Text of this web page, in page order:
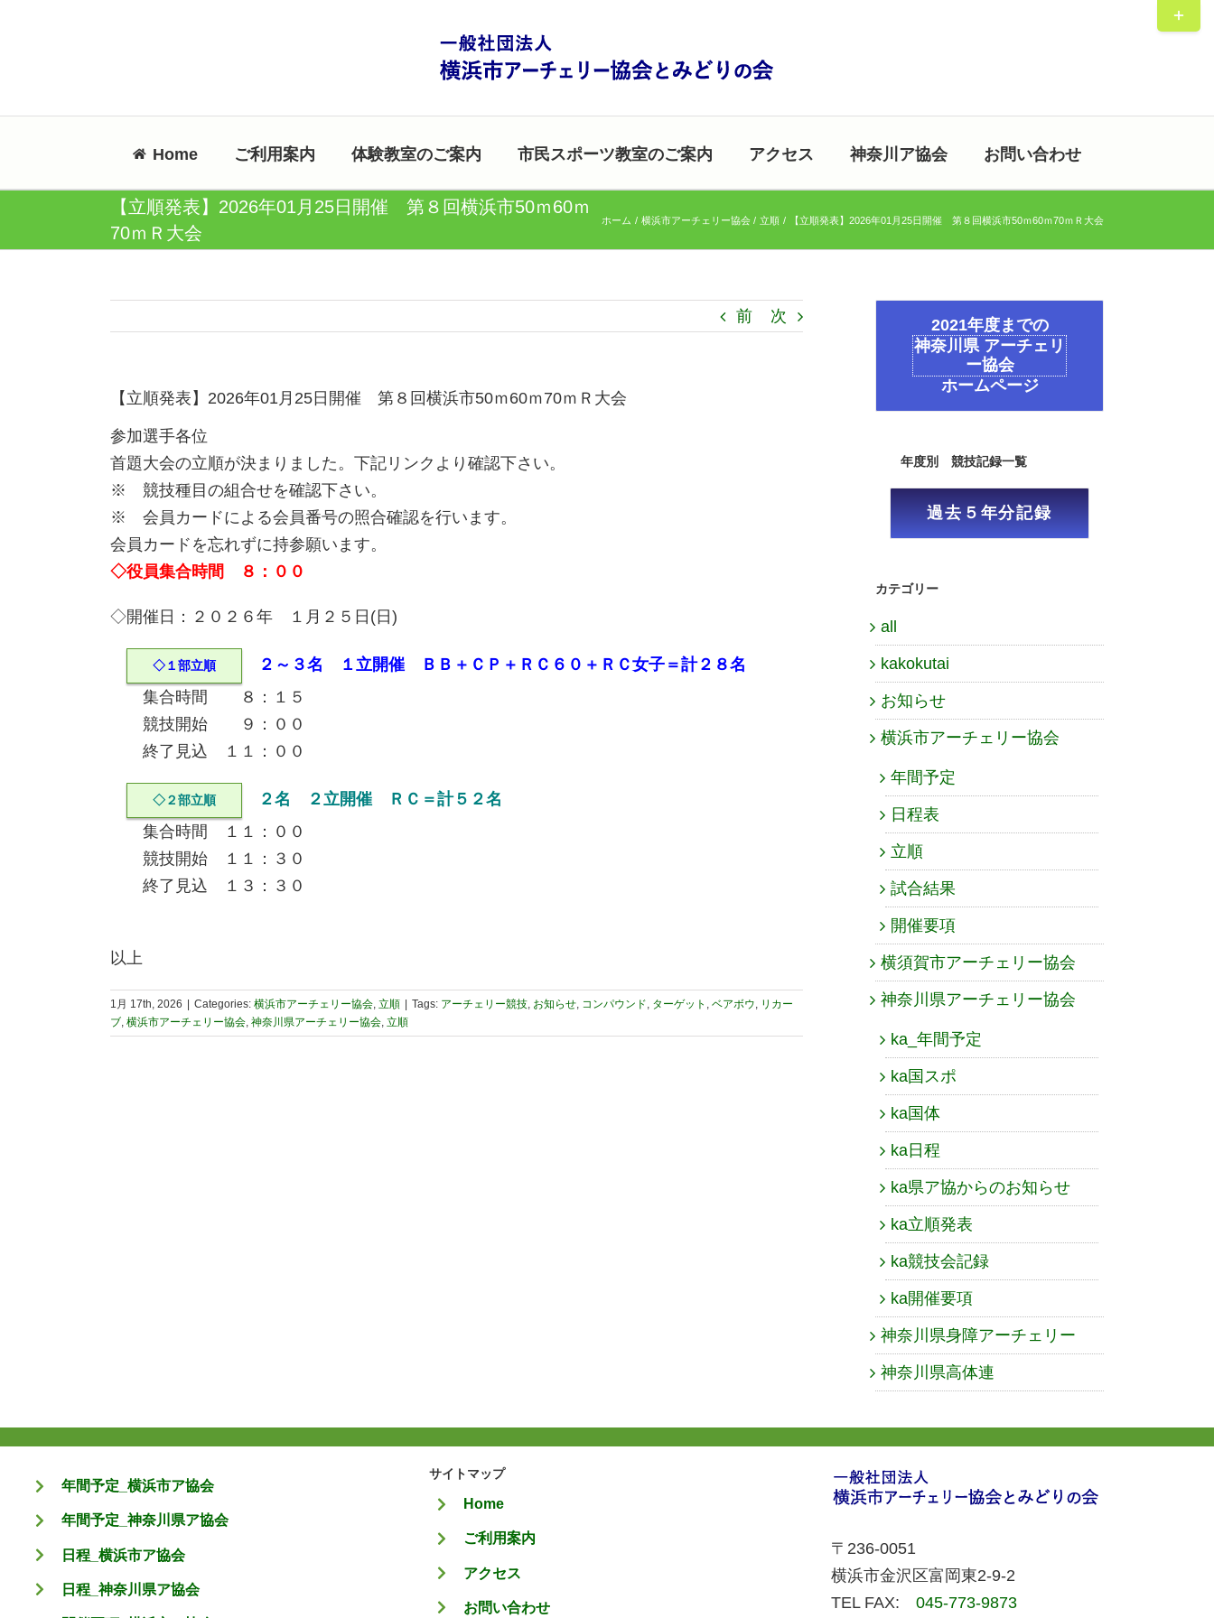
Home ご利用案内 体験教室のご案内 市民スポーツ教室のご案内 アクセス 神奈川ア協会 お問い合わせ
【立順発表】2026年01月25日開催 第８回横浜市50ｍ60ｍ
70ｍＲ大会
ホーム 横浜市アーチェリー協会 立順 【立順発表】2026年01月25日開催 第８回横浜市50ｍ60ｍ70ｍＲ大会
前 次
【立順発表】2026年01月25日開催 第８回横浜市50ｍ60ｍ70ｍＲ大会
参加選手各位
首題大会の立順が決まりました。下記リンクより確認下さい。
※ 競技種目の組合せを確認下さい。
※ 会員カードによる会員番号の照合確認を行います。
会員カードを忘れずに持参願います。
◇役員集合時間 ８：００
◇開催日：２０２６年 １月２５日(日)
◇１部立順
２～３名 １立開催 ＢＢ＋ＣＰ＋ＲＣ６０＋ＲＣ女子＝計２８名
集合時間 ８：１５
競技開始 ９：００
終了見込 １１：００
◇２部立順
２名 ２立開催 ＲＣ＝計５２名
集合時間 １１：００
競技開始 １１：３０
終了見込 １３：３０
以上
1月 17th, 2026 | Categories: 横浜市アーチェリー協会 立順 | Tags: アーチェリー競技 お知らせ コンパウンド ターゲット ベアボウ
リカー
ブ 横浜市アーチェリー協会 神奈川県アーチェリー協会 立順
2021年度までの
神奈川県 アーチェリ
ー協会
ホームページ
年度別 競技記録一覧
過去５年分記録
カテゴリー
all
kakokutai
お知らせ
横浜市アーチェリー協会
年間予定
日程表
立順
試合結果
開催要項
横須賀市アーチェリー協会
神奈川県アーチェリー協会
ka_年間予定
ka国スポ
ka国体
ka日程
ka県ア協からのお知らせ
ka立順発表
ka競技会記録
ka開催要項
神奈川県身障アーチェリー
神奈川県高体連
年間予定_横浜市ア協会
年間予定_神奈川県ア協会
日程_横浜市ア協会
日程_神奈川県ア協会
サイトマップ
Home
ご利用案内
アクセス
お問い合わせ
〒236-0051
横浜市金沢区富岡東2-9-2
TEL FAX:045-773-9873
Toggle